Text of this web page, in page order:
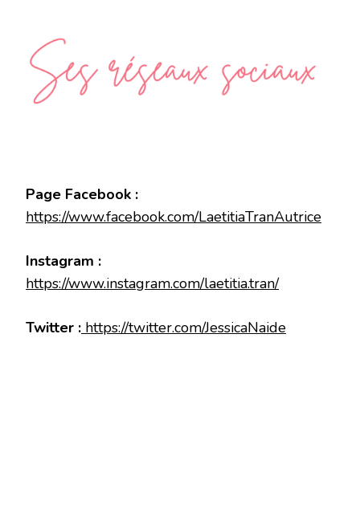
Page Facebook :
https://www.facebook.com/LaetitiaTranAutrice
Instagram :
https://www.instagram.com/laetitia.tran/
Twitter : https://twitter.com/JessicaNaide